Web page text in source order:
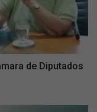
de Diputados